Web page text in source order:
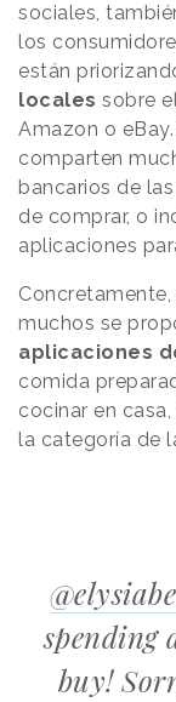
sociales,
los
están
locales sobre
Amazon o
comparten
bancarios de
de comprar, o
aplicaciones
muchos se
aplicaciones
comida
cocinar en
la categoría de
spending
buy!